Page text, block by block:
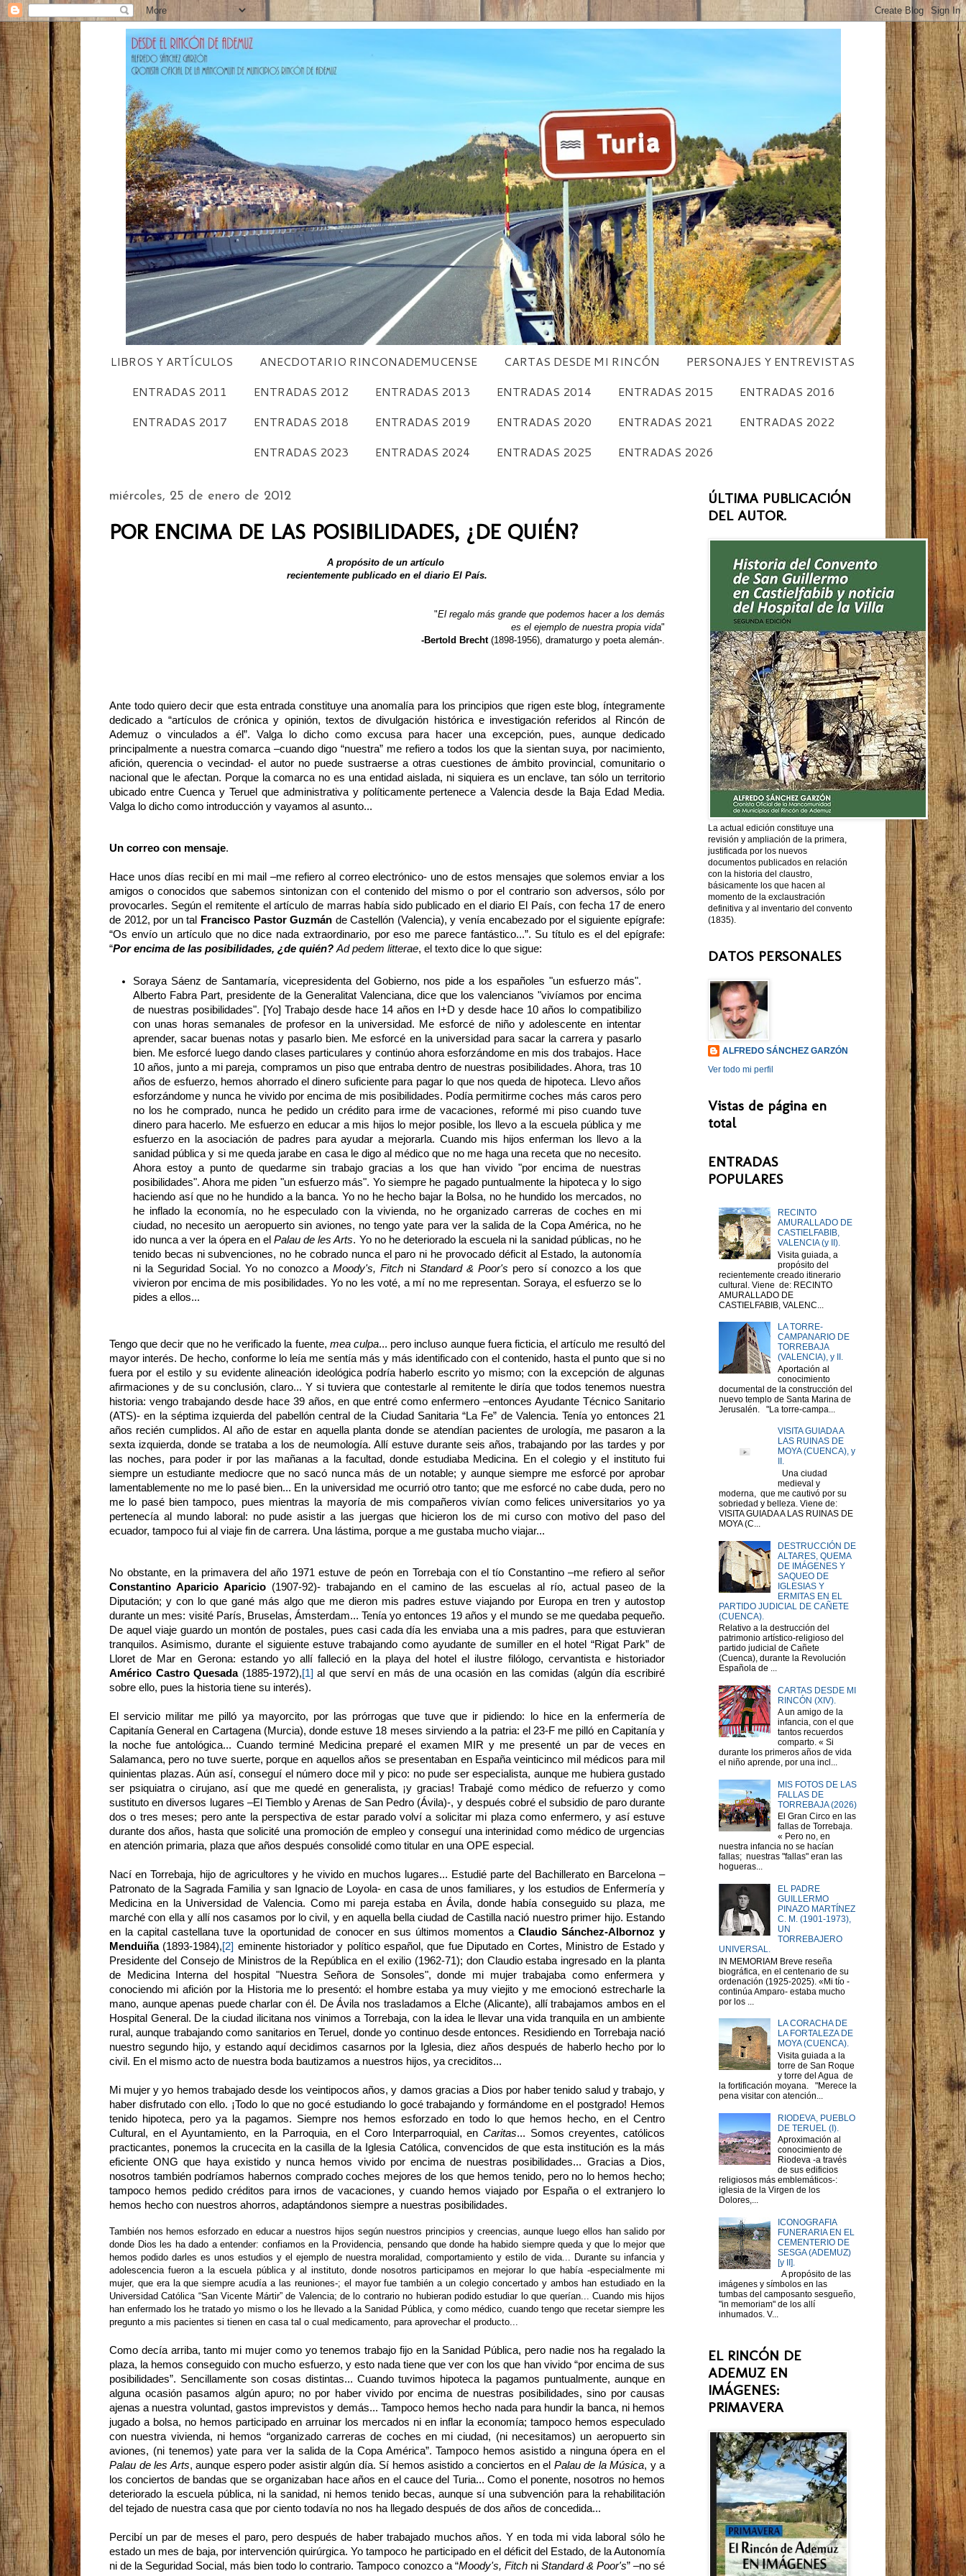
LIBROS Y ARTÍCULOS ANECDOTARIO RINCONADEMUCENSE CARTAS DESDE MI RINCÓN
PERSONAJES Y ENTREVISTAS
ENTRADAS 2011
ENTRADAS 2012 ENTRADAS 2013 ENTRADAS 2014 ENTRADAS 2015
ENTRADAS 2016
ENTRADAS 2017
ENTRADAS 2018 ENTRADAS 2019 ENTRADAS 2020 ENTRADAS 2021
ENTRADAS 2022
ENTRADAS 2023
ENTRADAS 2024 ENTRADAS 2025 ENTRADAS 2026
miércoles, 25 de enero de 2012
POR ENCIMA DE LAS POSIBILIDADES, ¿DE QUIÉN?
A propósito de un artículo
recientemente publicado en el diario El País.
"El regalo más grande que podemos hacer a los demás
es el ejemplo de nuestra propia vida"
-Bertold Brecht(1898-1956), dramaturgo y poeta alemán-.
Ante todo quiero decir que esta entrada constituye una anomalía para los principios que rigen este blog, íntegramente
dedicado a “artículos de crónica y opinión, textos de divulgación histórica e investigación referidos al Rincón de
Ademuz o vinculados a él”. Valga lo dicho como excusa para hacer una excepción, pues, aunque dedicado
principalmente a nuestra comarca –cuando digo “nuestra” me refiero a todos los que la sientan suya, por nacimiento,
afición, querencia o vecindad- el autor no puede sustraerse a otras cuestiones de ámbito provincial, comunitario o
nacional que le afectan. Porque la comarca no es una entidad aislada, ni siquiera es un enclave, tan sólo un territorio
ubicado entre Cuenca y Teruel que administrativa y políticamente pertenece a Valencia desde la Baja Edad Media.
Valga lo dicho como introducción y vayamos al asunto...
Un correo con mensaje.
Hace unos días recibí en mi mail –me refiero al correo electrónico- uno de estos mensajes que solemos enviar a los
amigos o conocidos que sabemos sintonizan con el contenido del mismo o por el contrario son adversos, sólo por
provocarles. Según el remitente el artículo de marras había sido publicado en el diario El País, con fecha 17 de enero
de 2012, por un tal
Francisco Pastor Guzmán de Castellón (Valencia), y venía encabezado por el siguiente epígrafe:
“Os envío un artículo que no dice nada extraordinario, por eso me parece fantástico...”. Su título es el del epígrafe:
“Por encima de las posibilidades, ¿de quién? Ad pedem litterae, el texto dice lo que sigue:
Soraya Sáenz de Santamaría, vicepresidenta del Gobierno, nos pide a los españoles "un esfuerzo más".
Alberto Fabra Part, presidente de la Generalitat Valenciana, dice que los valencianos "vivíamos por encima
de nuestras posibilidades". [Yo] Trabajo desde hace 14 años en I+D y desde hace 10 años lo compatibilizo
con unas horas semanales de profesor en la universidad. Me esforcé de niño y adolescente en intentar
aprender, sacar buenas notas y pasarlo bien. Me esforcé en la universidad para sacar la carrera y pasarlo
bien. Me esforcé luego dando clases particulares y continúo ahora esforzándome en mis dos trabajos. Hace
10 años, junto a mi pareja, compramos un piso que entraba dentro de nuestras posibilidades. Ahora, tras 10
años de esfuerzo, hemos ahorrado el dinero suficiente para pagar lo que nos queda de hipoteca. Llevo años
esforzándome y nunca he vivido por encima de mis posibilidades. Podía permitirme coches más caros pero
no los he comprado, nunca he pedido un crédito para irme de vacaciones, reformé mi piso cuando tuve
dinero para hacerlo. Me esfuerzo en educar a mis hijos lo mejor posible, los llevo a la escuela pública y me
esfuerzo en la asociación de padres para ayudar a mejorarla. Cuando mis hijos enferman los llevo a la
sanidad pública y si me queda jarabe en casa le digo al médico que no me haga una receta que no necesito.
Ahora estoy a punto de quedarme sin trabajo gracias a los que han vivido "por encima de nuestras
posibilidades". Ahora me piden "un esfuerzo más". Yo siempre he pagado puntualmente la hipoteca y lo sigo
haciendo así que no he hundido a la banca. Yo no he hecho bajar la Bolsa, no he hundido los mercados, no
he inflado la economía, no he especulado con la vivienda, no he organizado carreras de coches en mi
ciudad, no necesito un aeropuerto sin aviones, no tengo yate para ver la salida de la Copa América, no he
ido nunca a ver la ópera en elPalau de les Arts. Yo no he deteriorado la escuela ni la sanidad públicas, no he
tenido becas ni subvenciones, no he cobrado nunca el paro ni he provocado déficit al Estado, la autonomía
ni la Seguridad Social. Yo no conozco a Moody's, FitchniStandard & Poor's pero sí conozco a los que
vivieron por encima de mis posibilidades. Yo no les voté, a mí no me representan. Soraya, el esfuerzo se lo
pides a ellos...
Tengo que decir que no he verificado la fuente, mea culpa... pero incluso aunque fuera ficticia, el artículo me resultó del
mayor interés. De hecho, conforme lo leía me sentía más y más identificado con el contenido, hasta el punto que si no
fuera por el estilo y su evidente alineación ideológica podría haberlo escrito yo mismo; con la excepción de algunas
afirmaciones y de su conclusión, claro... Y si tuviera que contestarle al remitente le diría que todos tenemos nuestra
historia: vengo trabajando desde hace 39 años, en que entré como enfermero –entonces Ayudante Técnico Sanitario
(ATS)- en la séptima izquierda del pabellón central de la Ciudad Sanitaria “La Fe” de Valencia. Tenía yo entonces 21
años recién cumplidos. Al año de estar en aquella planta donde se atendían pacientes de urología, me pasaron a la
sexta izquierda, donde se trataba a los de neumología. Allí estuve durante seis años, trabajando por las tardes y por
las noches, para poder ir por las mañanasa la facultad, donde estudiaba Medicina. En el colegio y el instituto fui
siempre un estudiante mediocre que no sacó nunca más de un notable; y aunque siempre me esforcé por aprobar
lamentablemente no me lo pasé bien... En la universidad me ocurrió otro tanto; que me esforcé no cabe duda, pero no
me lo pasé bien tampoco, pues mientras la mayoría de mis compañeros vivían como felices universitarios yo ya
pertenecía al mundo laboral: no pude asistir a las juergas que hicieron los de mi curso con motivo del paso del
ecuador, tampoco fui al viaje fin de carrera. Una lástima, porque a me gustaba mucho viajar...
No obstante, en la primavera del año 1971 estuve de peón en Torrebaja con el tío Constantino –me refiero al señor
Constantino Aparicio Aparicio (1907-92)- trabajando en el camino de las escuelas al río, actual paseo de la
Diputación; y con lo que gané más algo que me dieron mis padres estuve viajando por Europa en tren y autostop
durante un mes: visité París, Bruselas, Ámsterdam... Tenía yo entonces 19 años y el mundo se me quedaba pequeño.
De aquel viaje guardo un montón de postales, pues casi cada día les enviaba una a mis padres, para que estuvieran
tranquilos. Asimismo, durante el siguiente estuve trabajando como ayudante de sumiller en el hotel “Rigat Park” de
Lloret de Mar en Gerona: estando yo allí falleció en la playa del hotel el ilustre filólogo, cervantista e historiador
Américo Castro Quesada(1885-1972),[1] al que serví en más de una ocasión en las comidas (algún día escribiré
sobre ello, pues la historia tiene su interés).
El servicio militar me pilló ya mayorcito, por las prórrogas que tuve que ir pidiendo: lo hice en la enfermería de
Capitanía General en Cartagena (Murcia), donde estuve 18 meses sirviendo a la patria: el 23-F me pilló en Capitanía y
la noche fue antológica... Cuando terminé Medicina preparé el examen MIR y me presenté un par de veces en
Salamanca, pero no tuve suerte, porque en aquellos años se presentaban en España veinticinco mil médicos para mil
quinientas plazas. Aún así, conseguí el número doce mil y pico: no pude ser especialista, aunque me hubiera gustado
ser psiquiatra o cirujano, así que me quedé en generalista, ¡y gracias! Trabajé como médico de refuerzo y como
sustituto en diversos lugares –El Tiemblo y Arenas de San Pedro (Ávila)-, y después cobré el subsidio de paro durante
dos o tres meses; pero ante la perspectiva de estar parado volví a solicitar mi plaza como enfermero, y así estuve
durante dos años, hasta que solicité una promoción de empleo y conseguí una interinidad como médico de urgencias
en atención primaria, plaza que años después consolidé como titular en una OPE especial.
Nací en Torrebaja, hijo de agricultores y he vivido en muchos lugares... Estudié parte del Bachillerato en Barcelona –
Patronato de la Sagrada Familia y san Ignacio de Loyola- en casa de unos familiares, y los estudios de Enfermería y
Medicina en la Universidad de Valencia. Como mi pareja estaba en Ávila, donde había conseguido su plaza, me
marché con ella y allí nos casamos por lo civil, y en aquella bella ciudad de Castilla nació nuestro primer hijo. Estando
en la capital castellana tuve la oportunidad de conocer en sus últimos momentos a Claudio Sánchez-Albornoz y
Menduiña(1893-1984),[2] eminente historiador y político español, que fue Diputado en Cortes, Ministro de Estado y
Presidente del Consejo de Ministros de la República en el exilio (1962-71); don Claudio estaba ingresado en la planta
de Medicina Interna del hospital "Nuestra Señora de Sonsoles", donde mi mujer trabajaba como enfermera y
conociendo mi afición por la Historia me lo presentó: el hombre estaba ya muy viejito y me emocionó estrecharle la
mano, aunque apenas puede charlar con él. De Ávila nos trasladamos a Elche (Alicante), allí trabajamos ambos en el
Hospital General. De la ciudad ilicitana nos vinimos a Torrebaja, con la idea le llevar una vida tranquila en un ambiente
rural, aunque trabajando como sanitarios en Teruel, donde yo continuo desde entonces. Residiendo en Torrebaja nació
nuestro segundo hijo, y estando aquí decidimos casarnos por la Iglesia, diez años después de haberlo hecho por lo
civil. En el mismo acto de nuestra boda bautizamos a nuestros hijos, ya creciditos...
Mi mujer y yo hemos trabajado desde los veintipocos años, y damos gracias a Dios por haber tenido salud y trabajo, y
haber disfrutado con ello. ¡Todo lo que no gocé estudiando lo gocé trabajando y formándome en el postgrado! Hemos
tenido hipoteca, pero ya la pagamos. Siempre nos hemos esforzado en todo lo que hemos hecho, en el Centro
Cultural, en el Ayuntamiento, en la Parroquia, en el Coro Interparroquial, en Caritas... Somos creyentes, católicos
practicantes, ponemos la crucecita en la casilla de la Iglesia Católica, convencidos de que esta institución es la más
eficiente ONG que haya existido y nunca hemos vivido por encima de nuestras posibilidades... Gracias a Dios,
nosotros también podríamos habernos comprado coches mejores de los que hemos tenido, pero no lo hemos hecho;
tampoco hemos pedido créditos para irnos de vacaciones, y cuando hemos viajado por España o el extranjero lo
hemos hecho con nuestros ahorros, adaptándonos siempre a nuestras posibilidades.
También nos hemos esforzado en educar a nuestros hijos según nuestros principios y creencias, aunque luego ellos han salido por
donde Dios les ha dado a entender: confiamos en la Providencia, pensando que donde ha habido siempre queda y que lo mejor que
hemos podido darles es unos estudios y el ejemplo de nuestra moralidad, comportamiento y estilo de vida... Durante su infancia y
adolescencia fueron a la escuela pública y al instituto, donde nosotros participamos en mejorar lo que había -especialmente mi
mujer, que era la que siempre acudía a las reuniones-; el mayor fue también a un colegio concertado y ambos han estudiado en la
Universidad Católica “San Vicente Mártir” de Valencia; de lo contrario no hubieran podido estudiar lo que querían... Cuando mis hijos
han enfermado los he tratado yo mismo o los he llevado a la Sanidad Pública, y como médico, cuando tengo que recetar siempre les
pregunto a mis pacientes si tienen en casa tal o cual medicamento, para aprovechar el producto...
Como decía arriba, tanto mi mujer como yo tenemos trabajo fijo en la Sanidad Pública, pero nadie nos ha regalado la
plaza, la hemos conseguido con mucho esfuerzo, y esto nada tiene que ver con los que han vivido “por encima de sus
posibilidades”. Sencillamente son cosas distintas... Cuando tuvimos hipoteca la pagamos puntualmente, aunque en
alguna ocasión pasamos algún apuro; no por haber vivido por encima de nuestras posibilidades, sino por causas
ajenas a nuestra voluntad, gastos imprevistos y demás... Tampoco hemos hecho nada para hundir la banca, ni hemos
jugado a bolsa, no hemos participado en arruinar los mercados ni en inflar la economía; tampoco hemos especulado
con nuestra vivienda, ni hemos “organizado carreras de coches en mi ciudad, (ni necesitamos) un aeropuerto sin
aviones, (ni tenemos) yate para ver la salida de la Copa América”. Tampoco hemos asistido a ninguna ópera en el
Palau de les Arts, aunque espero poder asistir algún día. Sí hemos asistido a conciertos en el Palau de la Música, y a
los conciertos de bandas que se organizaban hace años en el cauce del Turia... Como el ponente, nosotros no hemos
deteriorado la escuela pública, ni la sanidad, ni hemos tenido becas, aunque sí una subvención para la rehabilitación
del tejado de nuestra casa que por ciento todavía no nos ha llegado después de dos años de concedida...
Percibí un par de meses el paro, pero después de haber trabajado muchos años. Y en toda mi vida laboral sólo he
estado un mes de baja, por intervención quirúrgica. Yo tampoco he participado en el déficit del Estado, de la Autonomía
ni de la Seguridad Social, más bien todo lo contrario. Tampoco conozco a “Moody's, Fitchni Standard & Poor's” –no sé
ÚLTIMA PUBLICACIÓN
DEL AUTOR.
La actual edición constituye una
revisión y ampliación de la primera,
justificada por los nuevos
documentos publicados en relación
con la historia del claustro,
básicamente los que hacen al
momento de la exclaustración
definitiva y al inventario del convento
(1835).
DATOS PERSONALES
ALFREDO SÁNCHEZ GARZÓN
Ver todo mi perfil
Vistas de página en
total
ENTRADAS
POPULARES
RECINTO
AMURALLADO DE
CASTIELFABIB,
VALENCIA (y II).
Visita guiada, a
propósito del
recientemente creado itinerario
cultural. Viene de: RECINTO
AMURALLADO DE
CASTIELFABIB, VALENC...
LA TORRE-
CAMPANARIO DE
TORREBAJA
(VALENCIA), y II.
Aportación al
conocimiento
documental de la construcción del
nuevo templo de Santa Marina de
Jerusalén. "La torre-campa...
VISITA GUIADA A
LAS RUINAS DE
MOYA (CUENCA), y
II.
Una ciudad
medieval y
moderna, que me cautivó por su
sobriedad y belleza. Viene de:
VISITA GUIADA A LAS RUINAS DE
MOYA (C...
DESTRUCCIÓN DE
ALTARES, QUEMA
DE IMÁGENES Y
SAQUEO DE
IGLESIAS Y
ERMITAS EN EL
PARTIDO JUDICIAL DE CAÑETE
(CUENCA).
Relativo a la destrucción del
patrimonio artístico-religioso del
partido judicial de Cañete
(Cuenca), durante la Revolución
Española de ...
CARTAS DESDE MI
RINCÓN (XIV).
A un amigo de la
infancia, con el que
tantos recuerdos
comparto. « Si
durante los primeros años de vida
el niño aprende, por una incl...
MIS FOTOS DE LAS
FALLAS DE
TORREBAJA (2026)
El Gran Circo en las
fallas de Torrebaja.
« Pero no, en
nuestra infancia no se hacían
fallas; nuestras "fallas" eran las
hogueras...
EL PADRE
GUILLERMO
PINAZO MARTÍNEZ
C. M. (1901-1973),
UN
TORREBAJERO
UNIVERSAL.
IN MEMORIAM Breve reseña
biográfica, en el centenario de su
ordenación (1925-2025). «Mi tío -
continúa Amparo- estaba mucho
por los ...
LA CORACHA DE
LA FORTALEZA DE
MOYA (CUENCA).
Visita guiada a la
torre de San Roque
y torre del Agua de
la fortificación moyana. "Merece la
pena visitar con atención...
RIODEVA, PUEBLO
DE TERUEL (I).
Aproximación al
conocimiento de
Riodeva -a través
de sus edificios
religiosos más emblemáticos-:
iglesia de la Virgen de los
Dolores,...
ICONOGRAFIA
FUNERARIA EN EL
CEMENTERIO DE
SESGA (ADEMUZ)
[y II].
A propósito de las
imágenes y símbolos en las
tumbas del camposanto sesgueño,
"in memoriam" de los allí
inhumados. V...
EL RINCÓN DE
ADEMUZ EN
IMÁGENES:
PRIMAVERA